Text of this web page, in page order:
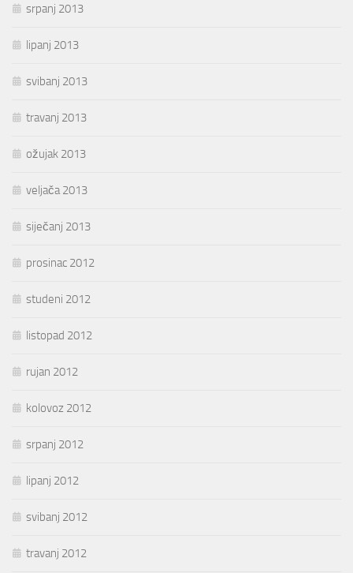
srpanj 2013
lipanj 2013
svibanj 2013
travanj 2013
ožujak 2013
veljača 2013
siječanj 2013
prosinac 2012
studeni 2012
listopad 2012
rujan 2012
kolovoz 2012
srpanj 2012
lipanj 2012
svibanj 2012
travanj 2012